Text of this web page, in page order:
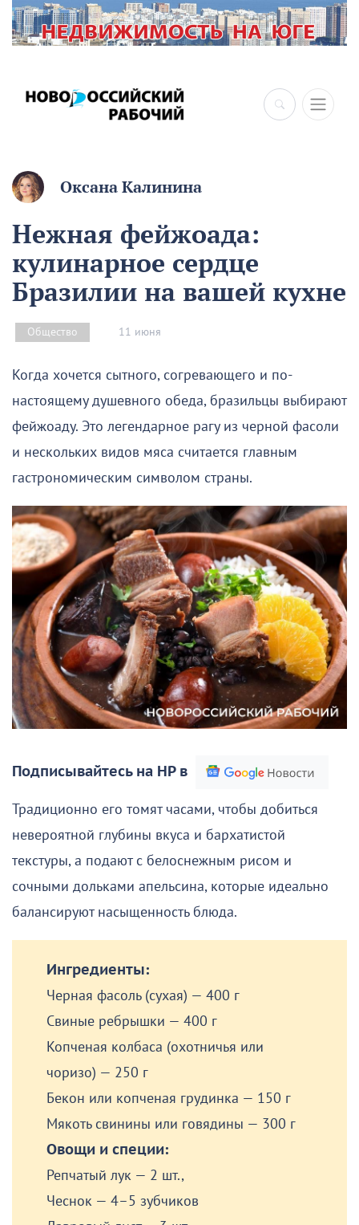
×
Оксана Калинина
Нежная фейжоада:
кулинарное сердце
Бразилии на вашей кухне
Общество 11 июня
Когда хочется сытного, согревающего и по-
настоящему душевного обеда, бразильцы выбирают
фейжоаду. Это легендарное рагу из черной фасоли
и нескольких видов мяса считается главным
гастрономическим символом страны.
Подписывайтесь на НР в
Традиционно его томят часами, чтобы добиться
невероятной глубины вкуса и бархатистой
текстуры, а подают с белоснежным рисом и
сочными дольками апельсина, которые идеально
балансируют насыщенность блюда.
Ингредиенты:
Черная фасоль (сухая) — 400 г
Свиные ребрышки — 400 г
Копченая колбаса (охотничья или
чоризо) — 250 г
Бекон или копченая грудинка — 150 г
Мякоть свинины или говядины — 300 г
Овощи и специи:
Репчатый лук — 2 шт.,
Чеснок — 4–5 зубчиков